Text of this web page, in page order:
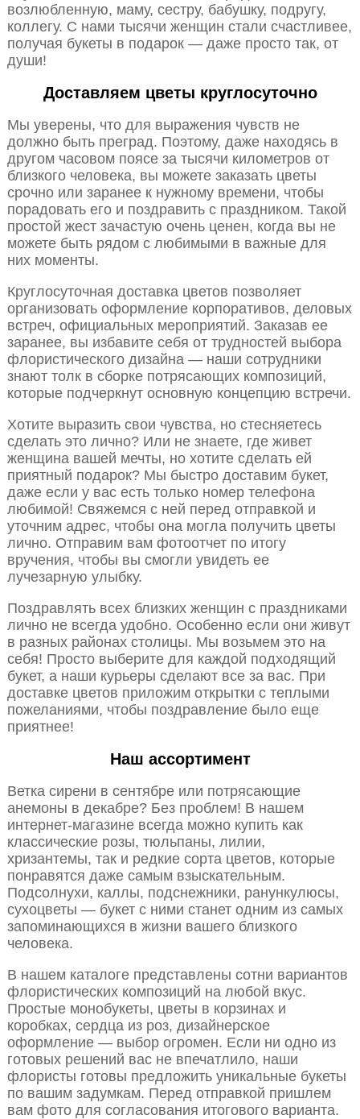
возлюбленную, маму, сестру, бабушку, подругу,
коллегу. С нами тысячи женщин стали счастливее,
получая букеты в подарок — даже просто так, от
души!
Доставляем цветы круглосуточно
Мы уверены, что для выражения чувств не
должно быть преград. Поэтому, даже находясь в
другом часовом поясе за тысячи километров от
близкого человека, вы можете заказать цветы
срочно или заранее к нужному времени, чтобы
порадовать его и поздравить с праздником. Такой
простой жест зачастую очень ценен, когда вы не
можете быть рядом с любимыми в важные для
них моменты.
Круглосуточная доставка цветов позволяет
организовать оформление корпоративов, деловых
встреч, официальных мероприятий. Заказав ее
заранее, вы избавите себя от трудностей выбора
флористического дизайна — наши сотрудники
знают толк в сборке потрясающих композиций,
которые подчеркнут основную концепцию встречи.
Хотите выразить свои чувства, но стесняетесь
сделать это лично? Или не знаете, где живет
женщина вашей мечты, но хотите сделать ей
приятный подарок? Мы быстро доставим букет,
даже если у вас есть только номер телефона
любимой! Свяжемся с ней перед отправкой и
уточним адрес, чтобы она могла получить цветы
лично. Отправим вам фотоотчет по итогу
вручения, чтобы вы смогли увидеть ее
лучезарную улыбку.
Поздравлять всех близких женщин с праздниками
лично не всегда удобно. Особенно если они живут
в разных районах столицы. Мы возьмем это на
себя! Просто выберите для каждой подходящий
букет, а наши курьеры сделают все за вас. При
доставке цветов приложим открытки с теплыми
пожеланиями, чтобы поздравление было еще
приятнее!
Наш ассортимент
Ветка сирени в сентябре или потрясающие
анемоны в декабре? Без проблем! В нашем
интернет-магазине всегда можно купить как
классические розы, тюльпаны, лилии,
хризантемы, так и редкие сорта цветов, которые
понравятся даже самым взыскательным.
Подсолнухи, каллы, подснежники, ранункулюсы,
сухоцветы — букет с ними станет одним из самых
запоминающихся в жизни вашего близкого
человека.
В нашем каталоге представлены сотни вариантов
флористических композиций на любой вкус.
Простые монобукеты, цветы в корзинах и
коробках, сердца из роз, дизайнерское
оформление — выбор огромен. Если ни одно из
готовых решений вас не впечатлило, наши
флористы готовы предложить уникальные букеты
по вашим задумкам. Перед отправкой пришлем
вам фото для согласования итогового варианта.